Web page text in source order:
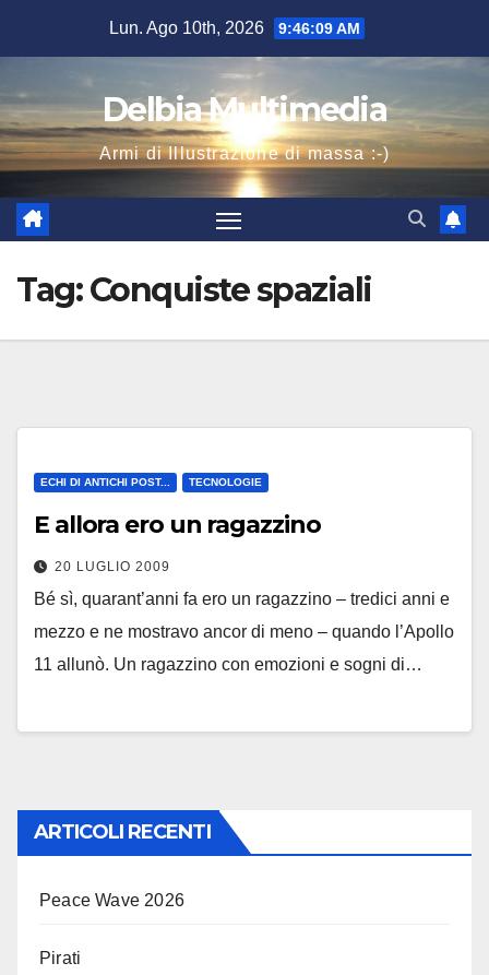
Lun. Ago 10th, 2026 9:46:10 AM
Delbia Multimedia
Armi di Illustrazione di massa :-)
Tag:Conquiste spaziali
ECHI DI ANTICHI POST... TECNOLOGIE
E allora ero un ragazzino
20 LUGLIO 2009
Bé sì, quarant’anni fa ero un ragazzino – tredici anni e
mezzo e ne mostravo ancor di meno – quando l’Apollo
11 allunò. Un ragazzino con emozioni e sogni di…
ARTICOLI RECENTI
Peace Wave 2026
Pirati